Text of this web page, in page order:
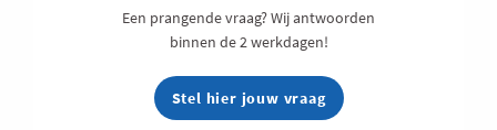
Een prangende vraag? Wij antwoorden
binnen de 2 werkdagen!
Stel hier jouw vraag